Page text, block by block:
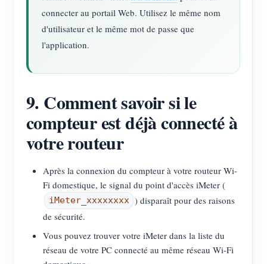
connecter au portail Web. Utilisez le même nom
d'utilisateur et le même mot de passe que
l'application.
9. Comment savoir si le
compteur est déjà connecté à
votre routeur
Après la connexion du compteur à votre routeur Wi-
Fi domestique, le signal du point d'accès iMeter (
iMeter_xxxxxxxx ) disparaît pour des raisons
de sécurité.
Vous pouvez trouver votre iMeter dans la liste du
réseau de votre PC connecté au même réseau Wi-Fi